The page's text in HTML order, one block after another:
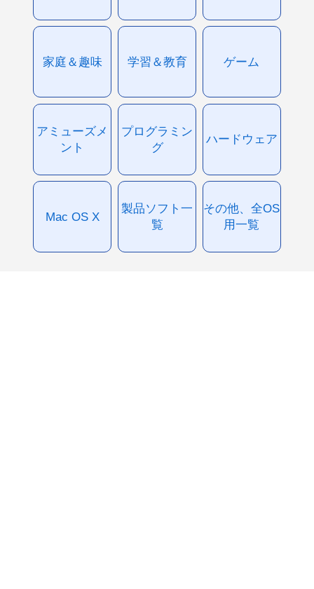
家庭＆趣味 学習＆教育 ゲーム
アミューズメ
ント
プログラミン
グ
ハードウェア
Mac OS X
製品ソフト一
覧
その他、全OS
用一覧